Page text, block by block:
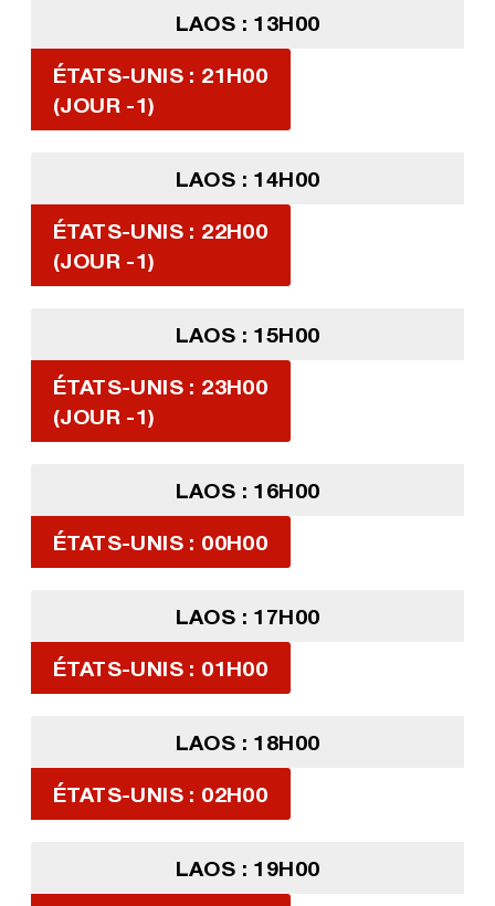
LAOS : 13H00
ÉTATS-UNIS : 21H00
(JOUR -1)
LAOS : 14H00
ÉTATS-UNIS : 22H00
(JOUR -1)
LAOS : 15H00
ÉTATS-UNIS : 23H00
(JOUR -1)
LAOS : 16H00
ÉTATS-UNIS : 00H00
LAOS : 17H00
ÉTATS-UNIS : 01H00
LAOS : 18H00
ÉTATS-UNIS : 02H00
LAOS : 19H00